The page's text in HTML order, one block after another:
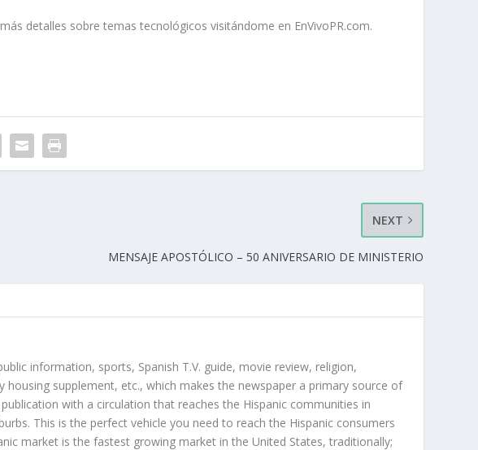
detalles sobre temas tecnológicos visitándome en EnVivoPR.com.
NEXT
MENSAJE APOSTÓLICO – 50 ANIVERSARIO DE MINISTERIO
information, sports, Spanish T.V. guide, movie review, religion,
supplement, etc., which makes the newspaper a primary source of
with a circulation that reaches the Hispanic communities in
This is the perfect vehicle you need to reach the Hispanic consumers
market is the fastest growing market in the United States, traditionally;